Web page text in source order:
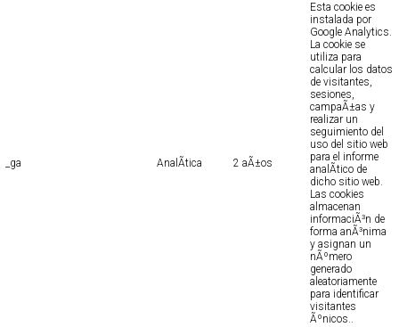
_ga AnalÃ­tica 2 aÃ±os
Esta cookie es
instalada por
Google Analytics.
La cookie se
utiliza para
calcular los datos
de visitantes,
sesiones,
campaÃ±as y
realizar un
seguimiento del
uso del sitio web
para el informe
analÃ­tico de
dicho sitio web.
Las cookies
almacenan
informaciÃ³n de
forma anÃ³nima
y asignan un
nÃºmero
generado
aleatoriamente
para identificar
visitantes
Ãºnicos..